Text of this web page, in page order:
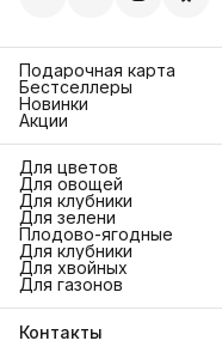
Подарочная карта
Бестселлеры
Новинки
Акции
Для цветов
Для овощей
Для клубники
Для зелени
Плодово-ягодные
Для клубники
Для хвойных
Для газонов
Контакты